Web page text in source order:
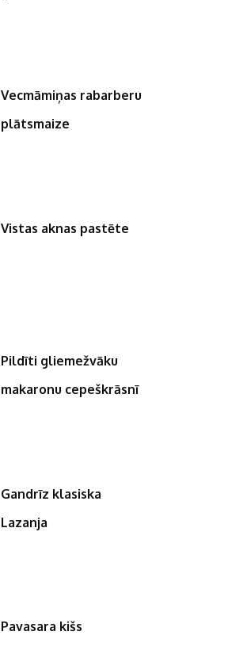
Vecmāmiņas rabarberu
plātsmaize
Vistas aknas pastēte
Pildīti gliemežvāku
makaronu cepeškrāsnī
Gandrīz klasiska
Lazanja
Pavasara kišs